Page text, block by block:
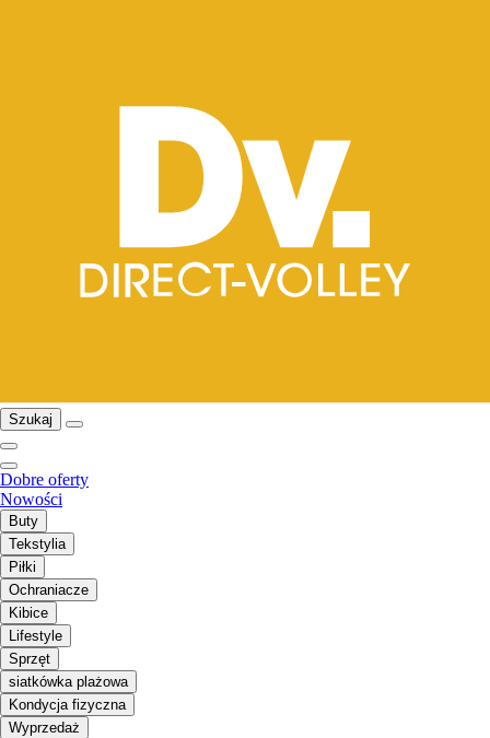
Szukaj
Dobre oferty
Nowości
Buty
Tekstylia
Piłki
Ochraniacze
Kibice
Lifestyle
Sprzęt
siatkówka plażowa
Kondycja fizyczna
Wyprzedaż